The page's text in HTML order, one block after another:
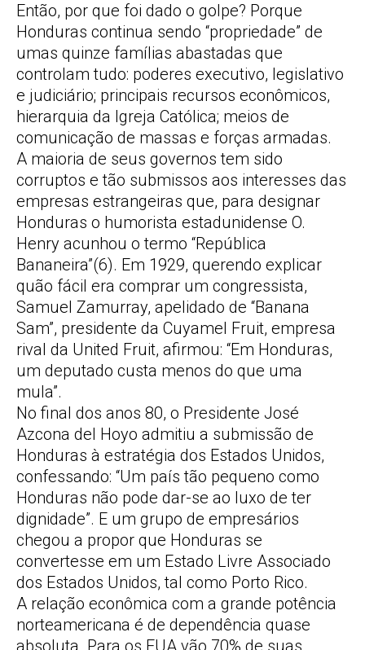
Então, por que foi dado o golpe? Porque
Honduras continua sendo “propriedade” de
umas quinze famílias abastadas que
controlam tudo: poderes executivo, legislativo
e judiciário; principais recursos econômicos,
hierarquia da Igreja Católica; meios de
comunicação de massas e forças armadas.
A maioria de seus governos tem sido
corruptos e tão submissos aos interesses das
empresas estrangeiras que, para designar
Honduras o humorista estadunidense O.
Henry acunhou o termo “República
Bananeira”(6). Em 1929, querendo explicar
quão fácil era comprar um congressista,
Samuel Zamurray, apelidado de “Banana
Sam”, presidente da Cuyamel Fruit, empresa
rival da United Fruit, afirmou: “Em Honduras,
um deputado custa menos do que uma
mula”.
No final dos anos 80, o Presidente José
Azcona del Hoyo admitiu a submissão de
Honduras à estratégia dos Estados Unidos,
confessando: “Um país tão pequeno como
Honduras não pode dar-se ao luxo de ter
dignidade”. E um grupo de empresários
chegou a propor que Honduras se
convertesse em um Estado Livre Associado
dos Estados Unidos, tal como Porto Rico.
A relação econômica com a grande potência
norteamericana é de dependência quase
absoluta. Para os EUA vão 70% de suas